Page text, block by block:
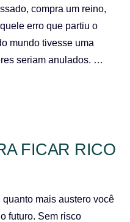
compra um reino,
erro que partiu o
mundo tivesse uma
seriam anulados. …
FICAR RICO
mais austero você
futuro. Sem risco